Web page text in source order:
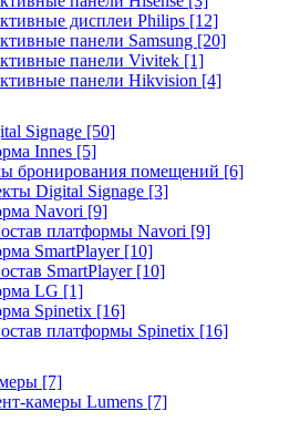
дисплеи Philips [12]
панели Samsung [20]
панели Vivitek [1]
панели Hikvision [4]
Signage [50]
Innes [5]
бронирования помещений [6]
Digital Signage [3]
Navori [9]
платформы Navori [9]
SmartPlayer [10]
SmartPlayer [10]
LG [1]
Spinetix [16]
платформы Spinetix [16]
[7]
камеры Lumens [7]